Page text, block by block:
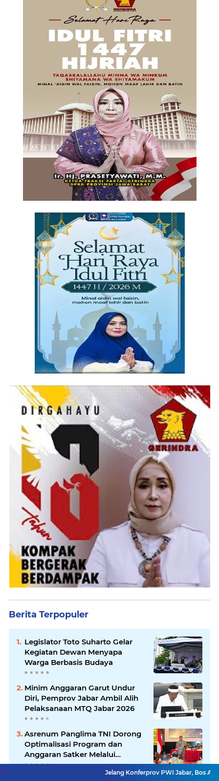
Berita Terpopuler
Legislator Toto Suharto Gelar
Kegiatan Dewan Menyapa
Warga Berbasis Budaya
Minim Anggaran Garut Undur
Diri, Pemprov Jabar Ambil Alih
Pelaksanaan MTQ Jabar 2026
Asrenum Panglima TNI Dorong
Optimalisasi Program dan
Anggaran Satker Melalui
Evaluasi Kinerja
Jelang Konferprov PWI Jabar, Bos Ayo Media